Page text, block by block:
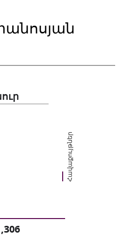
Հավաքույթներ